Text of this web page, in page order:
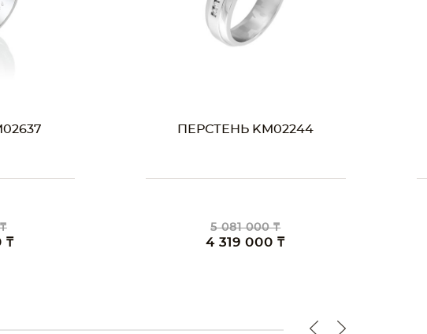
₸
ПЕРСТЕНЬ KM02240
3 999 000 ₸
3 399 000 ₸